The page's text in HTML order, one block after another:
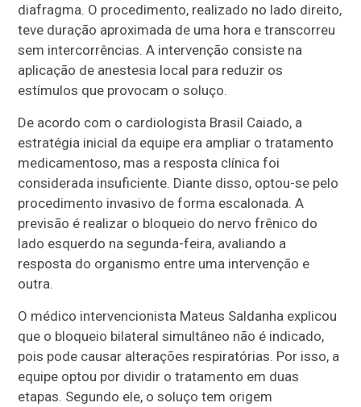
diafragma. O procedimento, realizado no lado direito,
teve duração aproximada de uma hora e transcorreu
sem intercorrências. A intervenção consiste na
aplicação de anestesia local para reduzir os
estímulos que provocam o soluço.
De acordo com o cardiologista Brasil Caiado, a
estratégia inicial da equipe era ampliar o tratamento
medicamentoso, mas a resposta clínica foi
considerada insuficiente. Diante disso, optou-se pelo
procedimento invasivo de forma escalonada. A
previsão é realizar o bloqueio do nervo frênico do
lado esquerdo na segunda-feira, avaliando a
resposta do organismo entre uma intervenção e
outra.
O médico intervencionista Mateus Saldanha explicou
que o bloqueio bilateral simultâneo não é indicado,
pois pode causar alterações respiratórias. Por isso, a
equipe optou por dividir o tratamento em duas
etapas. Segundo ele, o soluço tem origem